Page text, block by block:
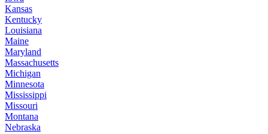
Kansas
Kentucky
Louisiana
Maine
Maryland
Massachusetts
Michigan
Minnesota
Mississippi
Missouri
Montana
Nebraska